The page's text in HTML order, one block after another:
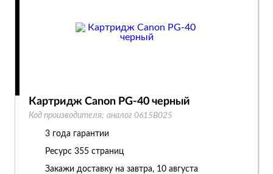
Картридж Canon PG-40 черный
Код производителя: аналог 0615B025
3 года гарантии
Ресурс 355 страниц
Закажи доставку на завтра, 10 августа